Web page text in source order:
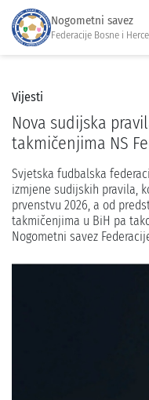
Nogometni savez
Federacije Bosne i
Vijesti
Nova sudijska
takmičenjima NS
Svjetska fudbalska
izmjene sudijskih pravila,
prvenstvu 2026, a od
takmičenjima u BiH pa
Nogometni savez